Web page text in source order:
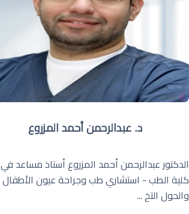
د. عبدالرحمن أحمد المزروع
الدكتور عبدالرحمن أحمد المزروع أستاذ مساعد في
كلية الطب - استشاري طب وجراحة عيون الأطفال
والحول التخ ...